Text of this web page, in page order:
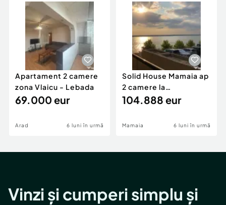
Apartament 2 camere
zona Vlaicu - Lebada
69.000 eur
Arad 6 luni în urmă
Solid House Mamaia ap
2 camere la
cheie,langa Mega
104.888 eur
Mamaia 6 luni în urmă
Vinzi și cumperi simplu și